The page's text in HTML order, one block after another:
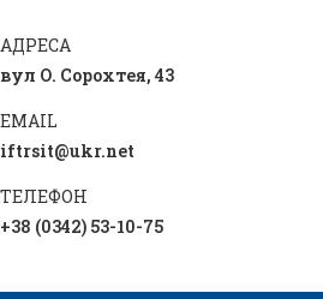
вул О. Сорохтея, 43
iftrsit@ukr.net
+38 (0342) 53-10-75